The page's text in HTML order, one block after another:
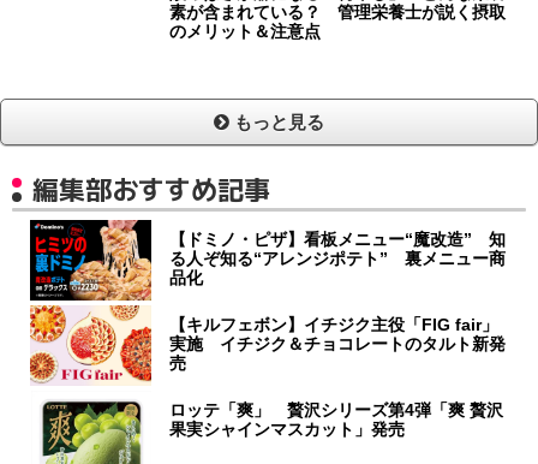
素が含まれている？ 管理栄養士が説く摂取
のメリット＆注意点
もっと見る
編集部おすすめ記事
【ドミノ・ピザ】看板メニュー“魔改造” 知
る人ぞ知る“アレンジポテト” 裏メニュー商
品化
【キルフェボン】イチジク主役「FIG fair」
実施 イチジク＆チョコレートのタルト新発
売
ロッテ「爽」 贅沢シリーズ第4弾「爽 贅沢
果実シャインマスカット」発売